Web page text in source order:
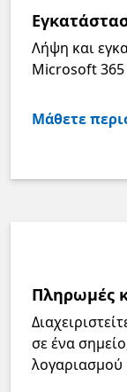
Λήψη και
Microsoft 365
Μάθετε
Πληρωμές
σε ένα
λογαριασμού